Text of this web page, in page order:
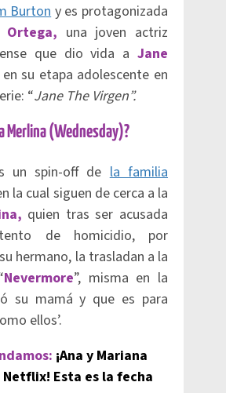
Burtony es protagonizada
Ortega, una joven actriz
que dio vida a Jane
en su etapa adolescente en
“Jane The Virgen”.
Merlina (Wednesday)?
un spin-off dela familia
la cual siguen de cerca a la
quien tras ser acusada
de homicidio, por
hermano, la trasladan a la
Nevermore”, misma en la
su mamá y que es para
ellos’.
¡Ana y Mariana
Esta es la fecha